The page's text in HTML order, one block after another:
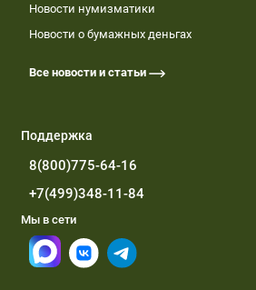
Новости нумизматики
Новости о бумажных деньгах
Все новости и статьи
Поддержка
8(800)775-64-16
+7(499)348-11-84
Мы в сети